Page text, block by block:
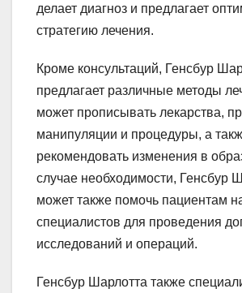
делает диагноз и предлагает
стратегию лечения.
Кроме консультаций, Генсбур
предлагает различные методы
может прописывать лекарства,
манипуляции и процедуры, а
рекомендовать изменения в
случае необходимости, Генсбур
может также помочь пациентам
специалистов для проведения
исследований и операций.
Генсбур Шарлотта также